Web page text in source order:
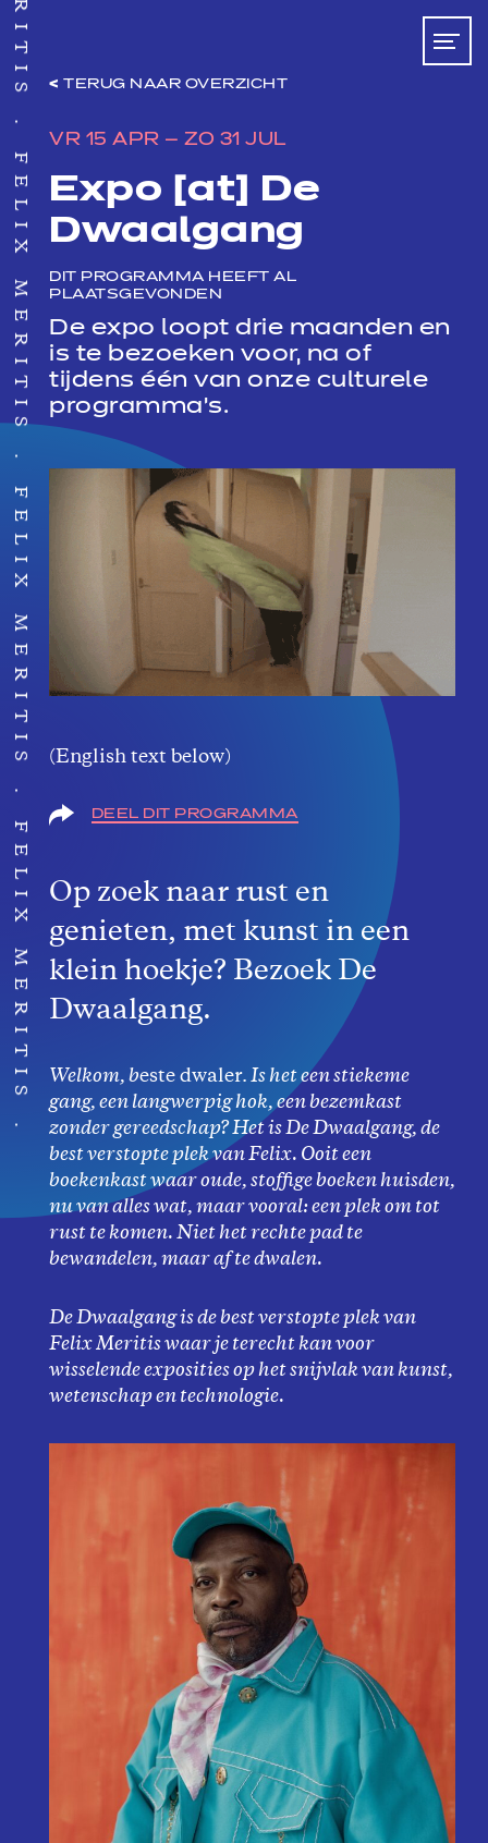
FELIX MERITIS
FELIX MERITIS
FELIX MERITIS
TERUG NAAR OVERZICHT
VR 15 APR — ZO 31 JUL
Expo [at] De
Dwaalgang
DIT PROGRAMMA HEEFT AL
PLAATSGEVONDEN
De expo loopt drie maanden en
is te bezoeken voor, na of
tijdens één van onze culturele
programma’s.
(English text below)
DEEL DIT PROGRAMMA
Op zoek naar rust en
genieten, met kunst in een
klein hoekje? Bezoek De
Dwaalgang.
Welkom, beste dwaler. Is het een stiekeme
gang, een langwerpig hok, een bezemkast
zonder gereedschap? Het is De Dwaalgang, de
best verstopte plek van Felix. Ooit een
boekenkast waar oude, stoffige boeken huisden,
nu van alles wat, maar vooral: een plek om tot
rust te komen. Niet het rechte pad te
bewandelen, maar af te dwalen.
De Dwaalgang is de best verstopte plek van
Felix Meritis waar je terecht kan voor
wisselende exposities op het snijvlak van kunst,
wetenschap en technologie.